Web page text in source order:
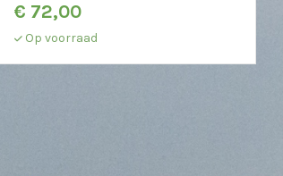
€ 72,00
Op voorraad